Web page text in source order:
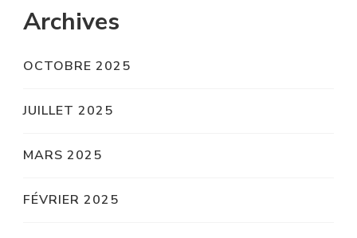
Archives
OCTOBRE 2025
JUILLET 2025
MARS 2025
FÉVRIER 2025